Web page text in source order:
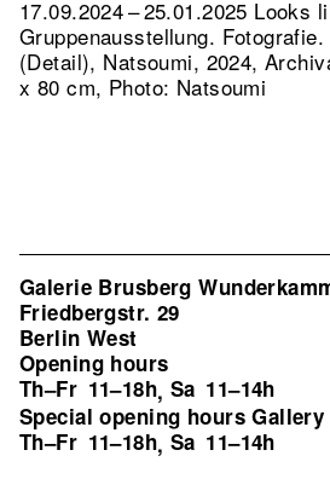
17.09.2024 – 25.01.2025 Looks
Gruppenausstellung. Fotografie.
(Detail), Natsoumi, 2024,
x 80 cm, Photo: Natsoumi
Galerie Brusberg
Friedbergstr. 29
Berlin West
Opening hours
Th–Fr 11–18h, Sa 11–14h
Special opening hours Gallery
Th–Fr 11–18h, Sa 11–14h